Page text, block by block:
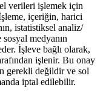
verileri işlemek için
içeriğin, harici
istatistiksel analiz/
medyanın
İşleve bağlı olarak,
işlenir. Bu onay
gerekli değildir ve sol
iptal edilebilir.